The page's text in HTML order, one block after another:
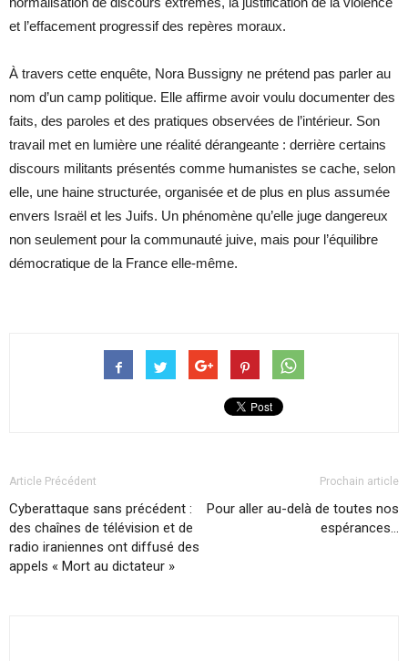
et l’effacement progressif des repères moraux.
À travers cette enquête, Nora Bussigny ne prétend pas parler au
nom d’un camp politique. Elle affirme avoir voulu documenter des
faits, des paroles et des pratiques observées de l’intérieur. Son
travail met en lumière une réalité dérangeante : derrière certains
discours militants présentés comme humanistes se cache, selon
elle, une haine structurée, organisée et de plus en plus assumée
envers Israël et les Juifs. Un phénomène qu’elle juge dangereux
non seulement pour la communauté juive, mais pour l’équilibre
démocratique de la France elle-même.
Article Précédent
Cyberattaque sans précédent :
des chaînes de télévision et de
radio iraniennes ont diffusé des
appels « Mort au dictateur »
Prochain article
Pour aller au-delà de toutes nos
espérances…